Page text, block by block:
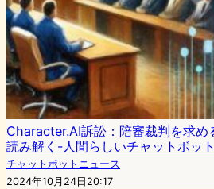
Character.AI訴訟：陪審裁判を求め
読み解く-人間らしいチャットボッ
チャットボットニュース
2024年10月24日20:17